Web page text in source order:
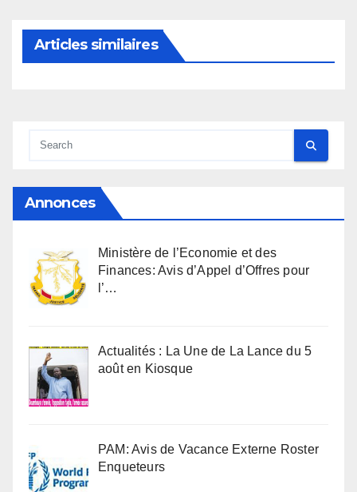
Articles similaires
Annonces
Ministère de l’Economie et des
Finances: Avis d’Appel d’Offres pour
l’…
Actualités : La Une de La Lance du 5
août en Kiosque
PAM: Avis de Vacance Externe Roster
Enqueteurs